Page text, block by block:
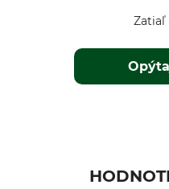
Zatiaľ